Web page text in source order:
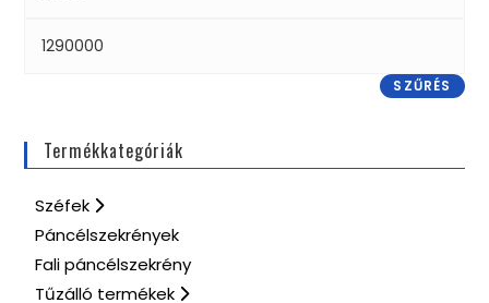
SZŰRÉS
Termékkategóriák
Széfek
Páncélszekrények
Fali páncélszekrény
Tűzálló termékek